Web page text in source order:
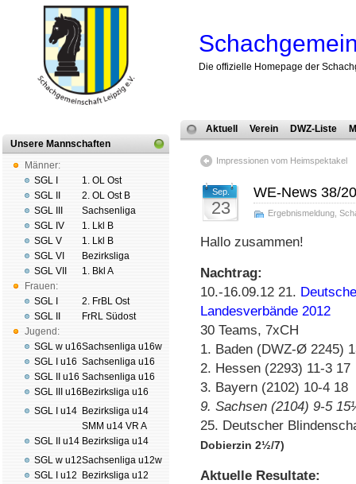
Die offizielle Homepage der
Unsere Mannschaften
Männer:
SGL I
SGL II
SGL III
SGL IV
SGL V
SGL VI
SGL VII
Frauen:
SGL I
SGL II
Jugend:
SGL w u16
SGL I u16
SGL II u16
SGL III u16
SGL I u14
SGL II u14
SGL w u12
SGL I u12
1. OL Ost
2. OL Ost B
Sachsenliga
1. Lkl B
1. Lkl B
Bezirksliga
1. Bkl A
2. FrBL Ost
FrRL Südost
Sachsenliga u16w
Sachsenliga u16
Sachsenliga u16
Bezirksliga u16
Bezirksliga u14
SMM u14 VR A
Bezirksliga u14
Sachsenliga u12w
Bezirksliga u12
Aktuell Verein DWZ-Liste
Impressionen vom Heimspektakel
Sep.
23
WE-News 38/
Ergebnismeldung
Hallo zusammen!
Nachtrag:
10.-16.09.12 21.
Landesverbände 2012
30 Teams, 7xCH
1. Baden (DWZ-Ø 2245)
2. Hessen (2293) 11-3 17
3. Bayern (2102) 10-4 18
9. Sachsen (2104) 9-5
25. Deutscher
Dobierzin 2½/7)
Aktuelle Resultate: